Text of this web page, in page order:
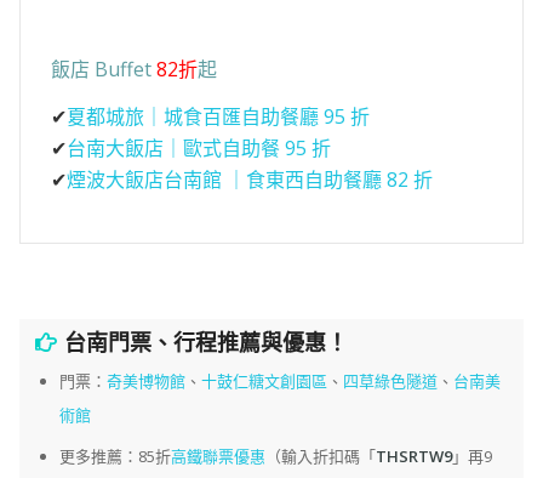
飯店 Buffet82折起
✔夏都城旅｜城食百匯自助餐廳 95 折
✔台南大飯店｜歐式自助餐 95 折
✔煙波大飯店台南館 ｜食東西自助餐廳 82 折
台南門票、行程推薦與優惠！
門票： 奇美博物館、 十鼓仁糖文創園區 、 四草綠色隧道、 台南美
術館
更多推薦：85折高鐵聯票優惠 （輸入折扣碼「THSRTW9」再9